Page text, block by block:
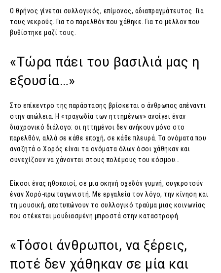
Ο θρήνος γίνεται συλλογικός, επίμονος, αδιαπραγμάτευτος. Για
τους νεκρούς. Για το παρελθόν που χάθηκε. Για το μέλλον που
βυθίστηκε μαζί τους.
«Τώρα πάει του βασιλιά μας η
εξουσία…»
Στο επίκεντρο της παράστασης βρίσκεται ο άνθρωπος απέναντι
στην απώλεια. Η «τραγωδία των ηττημένων» ανοίγει έναν
διαχρονικό διάλογο: οι ηττημένοι δεν ανήκουν μόνο στο
παρελθόν, αλλά σε κάθε εποχή, σε κάθε πλευρά. Τα ονόματα που
αναζητά ο Χορός είναι τα ονόματα όλων όσοι χάθηκαν και
συνεχίζουν να χάνονται στους πολέμους του κόσμου…
Είκοσι ένας ηθοποιοί, σε μια σκηνή σχεδόν γυμνή, συγκροτούν
έναν Χορό-πρωταγωνιστή. Με εργαλεία τον λόγο, την κίνηση και
τη μουσική, αποτυπώνουν το συλλογικό τραύμα μιας κοινωνίας
που στέκεται μουδιασμένη μπροστά στην καταστροφή.
«Τόσοι άνθρωποι, να ξέρεις,
ποτέ δεν χάθηκαν σε μία και